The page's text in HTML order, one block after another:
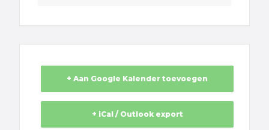
+ Aan Google Kalender toevoegen
+ iCal / Outlook export